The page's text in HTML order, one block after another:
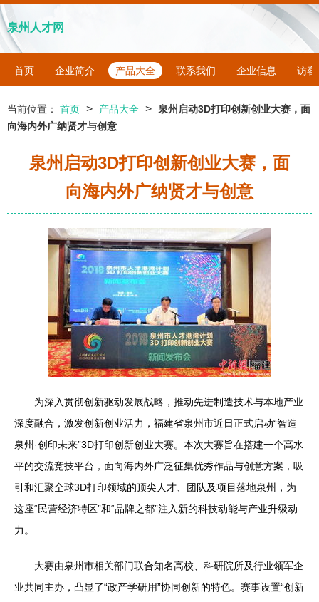
泉州人才网
首页 企业简介 产品大全 联系我们 企业信息 访客
当前位置： 首页 > 产品大全 >
泉州启动3D打印创新创业大赛，面
向海内外广纳贤才与创意
泉州启动3D打印创新创业大赛，面
向海内外广纳贤才与创意
为深入贯彻创新驱动发展战略，推动先进制造技术与本地产业
深度融合，激发创新创业活力，福建省泉州市近日正式启动“智造
泉州·创印未来”3D打印创新创业大赛。本次大赛旨在搭建一个高水
平的交流竞技平台，面向海内外广泛征集优秀作品与创意方案，吸
引和汇聚全球3D打印领域的顶尖人才、团队及项目落地泉州，为
这座“民营经济特区”和“品牌之都”注入新的科技动能与产业升级动
力。
大赛由泉州市相关部门联合知名高校、科研院所及行业领军企
业共同主办，凸显了“政产学研用”协同创新的特色。赛事设置“创新